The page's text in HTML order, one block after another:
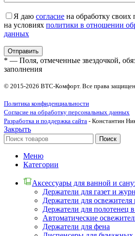
Я даю согласие на обработку
на условиях политики в отношении
данных
* — Поля, отмеченные звездочкой,
заполнения
© 2015-2026 ВТС-Комфорт. Все права
Политика конфиденциальности
Согласие на обработку персональных данных
Разработка и поддержка сайта - Константин
Закрыть
Поиск
Меню
Категории
Аксессуары для ванной и
Держатели для газет и
Держатели для освежителя
Держатели для полотенец
Автоматические
Держатели для фена